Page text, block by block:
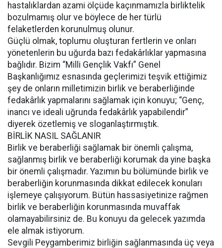
hastalıklardan azami ölçüde kaçınmamızla birliktelik
bozulmamış olur ve böylece de her türlü
felaketlerden korunulmuş olunur.
Güçlü olmak, toplumu oluşturan fertlerin ve onları
yönetenlerin bu uğurda bazı fedakârlıklar yapmasına
bağlıdır. Bizim “Milli Gençlik Vakfı” Genel
Başkanlığımız esnasında geçlerimizi teşvik ettiğimiz
şey de onların milletimizin birlik ve beraberliğinde
fedakârlık yapmalarını sağlamak için konuyu; “Genç,
inancı ve ideali uğrunda fedakârlık yapabilendir”
diyerek özetlemiş ve sloganlaştırmıştık.
BİRLİK NASIL SAĞLANIR
Birlik ve beraberliği sağlamak bir önemli çalışma,
sağlanmış birlik ve beraberliği korumak da yine başka
bir önemli çalışmadır. Yazımın bu bölümünde birlik ve
beraberliğin korunmasında dikkat edilecek konuları
işlemeye çalışıyorum. Bütün hassasiyetinize rağmen
birlik ve beraberliğin korunmasında muvaffak
olamayabilirsiniz de. Bu konuyu da gelecek yazımda
ele almak istiyorum.
Sevgili Peygamberimiz birliğin sağlanmasında üç veya